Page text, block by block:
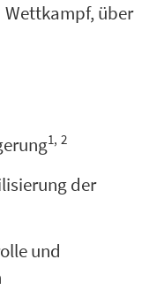
Wettkampf, über
1, 2
der
und